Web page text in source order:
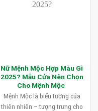
Nữ Mệnh Mộc Hợp Màu Gì
2025? Mẫu Cửa Nên Chọn
Cho Mệnh Mộc
Mệnh Mộc là biểu tượng của
thiên nhiên – tượng trưng cho